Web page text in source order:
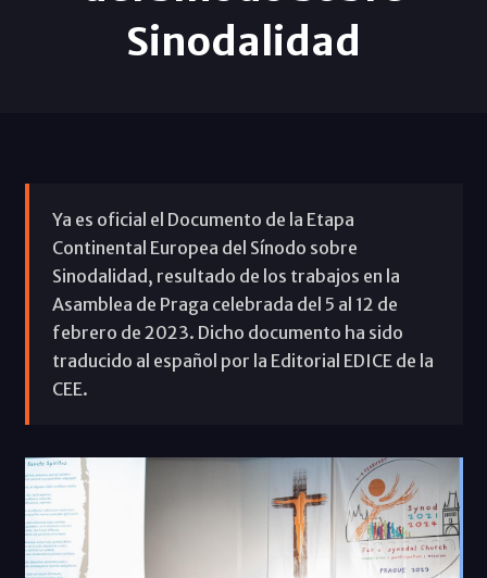
Sinodalidad
Ya es oficial el Documento de la Etapa
Continental Europea del Sínodo sobre
Sinodalidad, resultado de los trabajos en la
Asamblea de Praga celebrada del 5 al 12 de
febrero de 2023. Dicho documento ha sido
traducido al español por la Editorial EDICE de la
CEE.